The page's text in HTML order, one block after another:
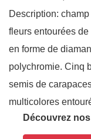
Description:
fleurs entourées
en forme de
polychromie. Cinq
semis de
multicolores
Découvrez